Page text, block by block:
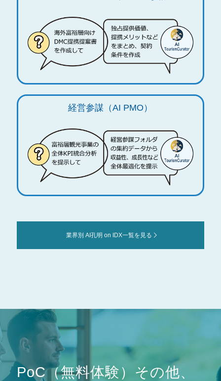
経営参謀（AI PMO）
業界別 AI孔明 on IDX一覧を見る
PoC（無料体験）その他、